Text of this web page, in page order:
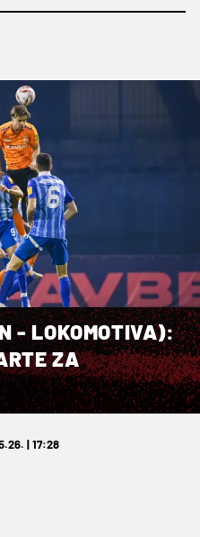
- LOKOMOTIVA):
ZA
| 17:28